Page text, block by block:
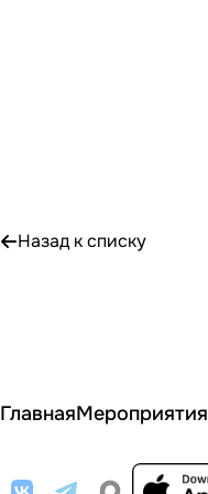
Назад к списку
ГлавнаяМероприятия